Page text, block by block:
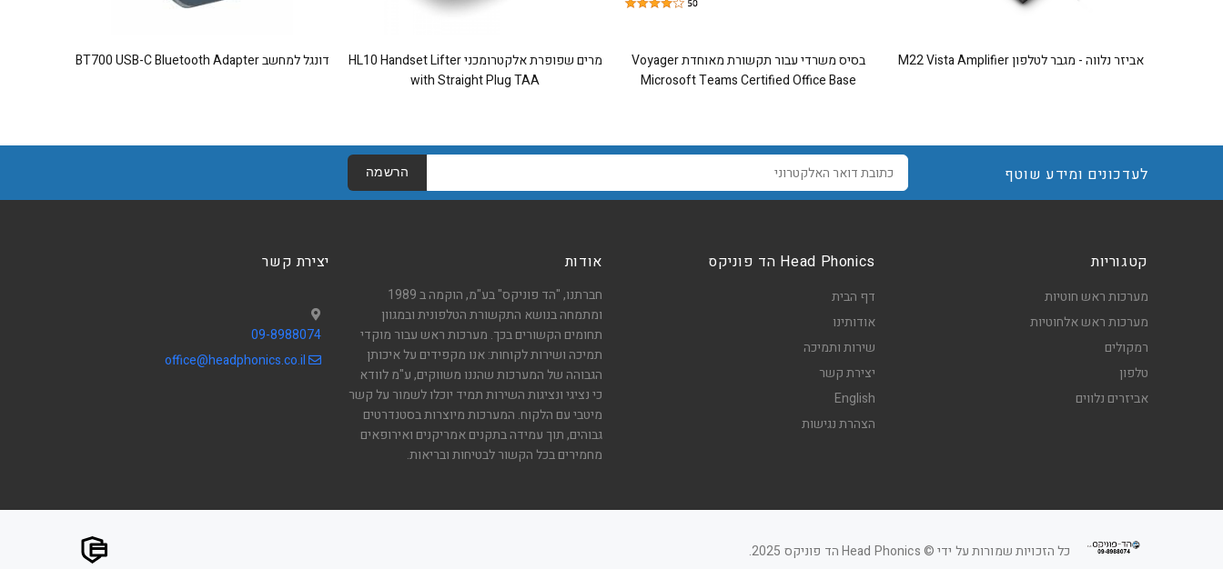
דונגל למחשב BT700 USB-C Bluetooth Adapter
מרים שפופרת אלקטרומכני HL10 Handset Lifter
with Straight Plug TAA
בסיס משרדי עבור תקשורת מאוחדת Voyager
Microsoft Teams Certified Office Base
אביזר נלווה - מגבר לטלפון M22 Vista Amplifier
לעדכונים ומידע שוטף הרשמה
קטגוריות
מערכות ראש חוטיות
מערכות ראש אלחוטיות
רמקולים
טלפון
אביזרים נלווים
Head Phonics הד פוניקס
דף הבית
אודותינו
שירות ותמיכה
יצירת קשר
English
הצהרת נגישות
אודות
חברתנו, "הד פוניקס" בע"מ, הוקמה ב 1989
ומתמחה בנושא התקשורת הטלפונית ובמגוון
תחומים הקשורים בכך. מערכות ראש עבור מוקדי
תמיכה ושירות לקוחות: אנו מקפידים על איכותן
הגבוהה של המערכות שהננו משווקים, ע"מ לוודא
כי נציגי ונציגות השירות תמיד יוכלו לשמור על קשר
מיטבי עם הלקוח. המערכות מיוצרות בסטנדרטים
גבוהים, תוך עמידה בתקנים אמריקנים ואירופאים
מחמירים בכל הקשור לבטיחות ובריאות.
יצירת קשר
09-8988074
כל הזכויות שמורות על ידי © Head Phonics הד פוניקס 2025.